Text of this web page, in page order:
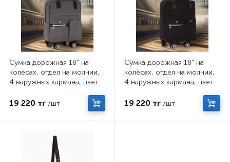
Сумка дорожная 18" на
колёсах, отдел на молнии,
4 наружных кармана, цвет
19 220 тг /шт
Сумка дорожная 18" на
колёсах, отдел на молнии,
4 наружных кармана, цвет
19 220 тг /шт